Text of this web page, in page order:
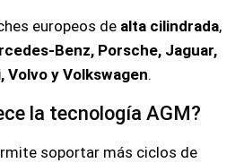
europeos de alta cilindrada,
Benz, Porsche, Jaguar,
Volvo y Volkswagen.
la tecnología AGM?
soportar más ciclos de